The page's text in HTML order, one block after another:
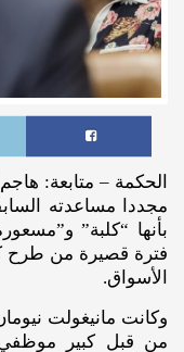
الحكمة – متابعة:
مجددا مساعدته
بأنها “كلبة”
فترة قصيرة من طرح
الأسواق.
وكانت مانيغولت
من قبل كبير موظفي